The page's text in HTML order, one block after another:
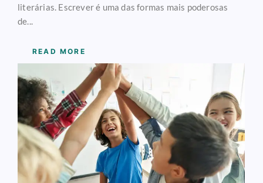
literárias. Escrever é uma das formas mais poderosas
de...
READ MORE